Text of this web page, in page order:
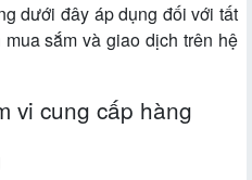
dưới đây áp dụng đối với tất
sắm và giao dịch trên hệ
vi cung cấp hàng